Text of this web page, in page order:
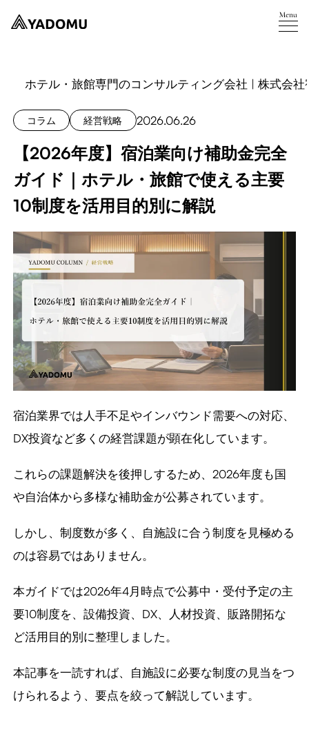
ホテル・旅館専門のコンサルティング会社 | 株式会社
コラム 経営戦略 2026.06.26
【2026年度】宿泊業向け補助金完全
ガイド｜ホテル・旅館で使える主要
10制度を活用目的別に解説
宿泊業界では人手不足やインバウンド需要への対応、
DX投資など多くの経営課題が顕在化しています。
これらの課題解決を後押しするため、2026年度も国
や自治体から多様な補助金が公募されています。
しかし、制度数が多く、自施設に合う制度を見極める
のは容易ではありません。
本ガイドでは2026年4月時点で公募中・受付予定の主
要10制度を、設備投資、DX、人材投資、販路開拓な
ど活用目的別に整理しました。
本記事を一読すれば、自施設に必要な制度の見当をつ
けられるよう、要点を絞って解説しています。